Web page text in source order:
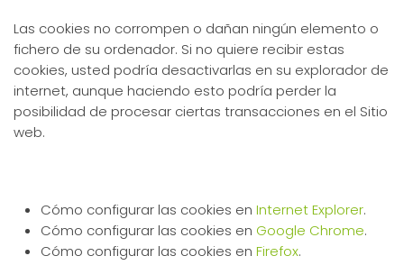
Las cookies no corrompen o dañan ningún elemento o
fichero de su ordenador. Si no quiere recibir estas
cookies, usted podría desactivarlas en su explorador de
internet, aunque haciendo esto podría perder la
posibilidad de procesar ciertas transacciones en el Sitio
web.
Cómo configurar las cookies en Internet Explorer.
Cómo configurar las cookies en Google Chrome.
Cómo configurar las cookies en Firefox.